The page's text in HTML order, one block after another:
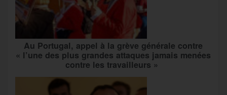
Au Portugal, appel à la grève générale contre
« l’une des plus grandes attaques jamais menées
contre les travailleurs »